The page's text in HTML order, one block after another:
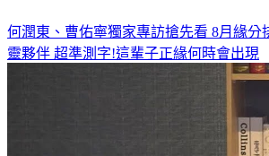
何潤東、曹佑寧獨家專訪搶先看 8月緣分
靈夥伴 超準測字!這輩子正緣何時會出現